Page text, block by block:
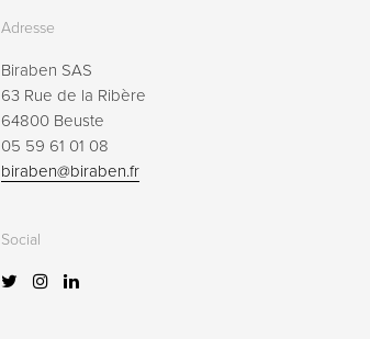
Adresse
Biraben SAS
63 Rue de la Ribère
64800 Beuste
05 59 61 01 08
biraben@biraben.fr
Social